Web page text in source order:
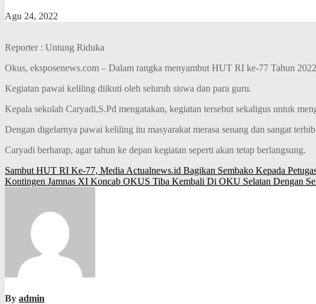
Agu 24, 2022
Reporter : Untung Riduka
Okus, eksposenews.com – Dalam rangka menyambut HUT RI ke-77 Tahun
Kegiatan pawai keliling diikuti oleh seluruh siswa dan para guru.
Kepala sekolah Caryadi,S.Pd mengatakan, kegiatan tersebut sekaligus untuk
Dengan digelarnya pawai keliling itu masyarakat merasa senang dan sangat
Caryadi berharap, agar tahun ke depan kegiatan seperti akan tetap berlangsung.
Navigasi
pos
Sambut HUT RI Ke-77, Media Actualnews.id Bagikan Sembako Kepada
Kontingen Jamnas XI Koncab OKUS Tiba Kembali Di OKU Selatan Dengan
By admin